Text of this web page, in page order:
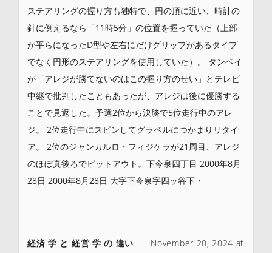
ステアリングの握り方も独特で、円の頂に近い、時計の
針に例えるなら「11時5分」の位置を握っていた（上部
が平らになったD型や左右にだけグリップがあるタイプ
でなく円形のステアリングを使用していた）。 タンベイ
が「アレジが勝てないのはこの握り方のせい」とテレビ
中継で批判したこともあったが、アレジは後に優勝する
ことで見返した。予選2位から決勝で5位走行中のアレ
ジ。 2位走行中にスピンしてグラベルにつかまりリタイ
ア。 2位のジャンカルロ・フィジケラが21周目、アレジ
のほぼ真後ろでピットアウト。下今泉四丁目 2000年8月
28日 2000年8月28日 大字下今泉字四ッ谷下・
経済 学 と 経営 学 の 違い
November 20, 2024 at